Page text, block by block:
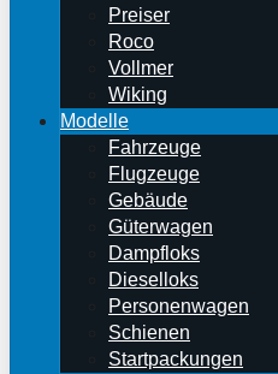
Preiser
Roco
Vollmer
Wiking
Modelle
Fahrzeuge
Flugzeuge
Gebäude
Güterwagen
Dampfloks
Dieselloks
Personenwagen
Schienen
Startpackungen